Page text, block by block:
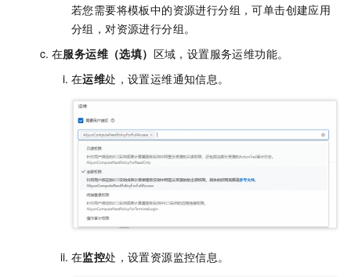
若您需要将模板中的资源进行分组，可单击创建应用
分组，对资源进行分组。
在服务运维（选填） 区域，设置服务运维功能。
在运维处，设置运维通知信息。
在监控处，设置资源监控信息。